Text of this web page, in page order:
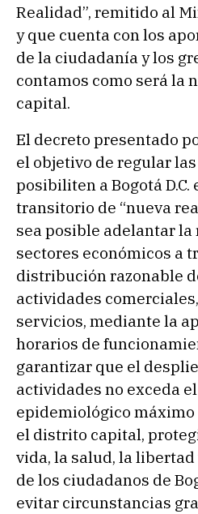
Realidad”, remitido al
y que cuenta con los
de la ciudadanía y los
contamos como será la
capital.
El decreto presentado
el objetivo de regular
posibiliten a Bogotá
transitorio de “nueva
sea posible adelantar
sectores económicos a
distribución razonable
actividades
servicios, mediante la
horarios de
garantizar que el
actividades no exceda
epidemiológico
el distrito capital,
vida, la salud, la
de los ciudadanos de
evitar circunstancias